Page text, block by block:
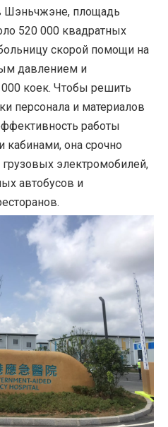
Шэньчжэне, площадь
520 000 квадратных
скорой помощи на
давлением и
коек. Чтобы решить
персонала и материалов
работы
она срочно
грузовых электромобилей,
автобусов и